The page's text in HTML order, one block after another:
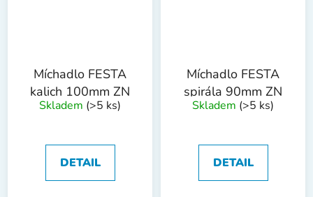
Míchadlo FESTA
kalich 100mm ZN
Skladem (>5 ks)
DETAIL
Míchadlo FESTA
spirála 90mm ZN
Skladem (>5 ks)
DETAIL